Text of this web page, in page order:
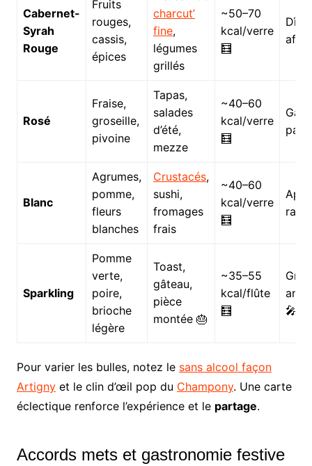
Cabernet-
Syrah
Rouge
Fruits
rouges,
cassis,
épices
charcut’
fine,
légumes
grillés
~50–70
kcal/verre
🧮
Rosé
Fraise,
groseille,
pivoine
Tapas,
salades
d’été,
mezze
~40–60
kcal/verre
🧮
Blanc
Agrumes,
pomme,
fleurs
blanches
Crustacés,
sushi,
fromages
frais
~40–60
kcal/verre
🧮
Sparkling
Pomme
verte,
poire,
brioche
légère
Toast,
gâteau,
pièce
montée 🎂
~35–55
kcal/flûte
🧮
🎤
Pour varier les bulles, notez le sans alcool façon
Artignyet le clin d’œil pop du Champony. Une carte
éclectique renforce l’expérience et le partage.
Accords mets et gastronomie festive